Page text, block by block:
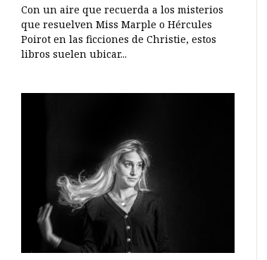
Con un aire que recuerda a los misterios
que resuelven Miss Marple o Hércules
Poirot en las ficciones de Christie, estos
libros suelen ubicar...